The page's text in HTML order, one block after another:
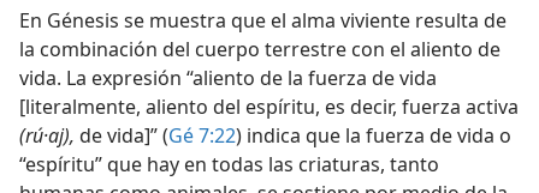
En Génesis se muestra que el alma viviente resulta de
la combinación del cuerpo terrestre con el aliento de
vida. La expresión “aliento de la fuerza de vida
[literalmente, aliento del espíritu, es decir, fuerza activa
(rú·aj), de vida]” (Gé 7:22) indica que la fuerza de vida o
“espíritu” que hay en todas las criaturas, tanto